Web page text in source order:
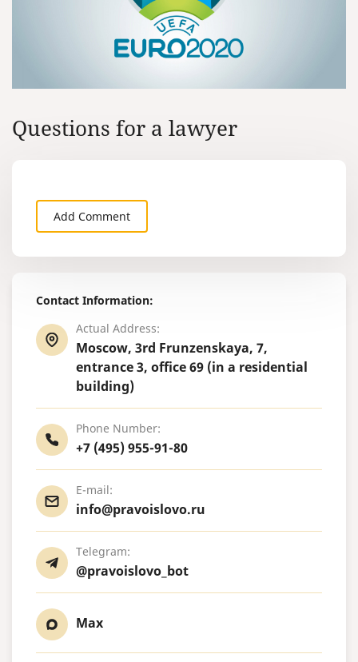
Contact Information:
Actual Address:
Moscow, 3rd Frunzenskaya, 7,
entrance 3, office 69 (in a residential
building)
Phone Number:
+7 (495) 955-91-80
E-mail:
info@pravoislovo.ru
Telegram:
@pravoislovo_bot
Max
Questions for a lawyer
Add Comment